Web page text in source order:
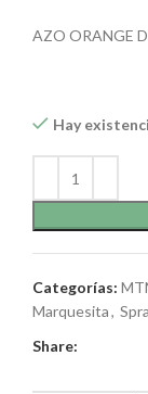
AZO ORANGE
Hay
Categorías:
Marquesita,
Share: